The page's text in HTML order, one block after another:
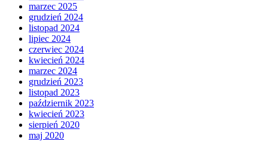
marzec 2025
grudzień 2024
listopad 2024
lipiec 2024
czerwiec 2024
kwiecień 2024
marzec 2024
grudzień 2023
listopad 2023
październik 2023
kwiecień 2023
sierpień 2020
maj 2020